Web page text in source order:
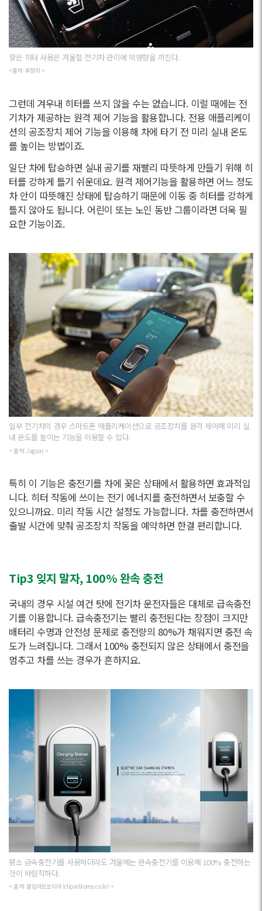
잦은 히터 사용은 겨울철 전기차 관리에 악영향을 끼친다.
<출처: 류청희 >
그런데 겨우내 히터를 쓰지 않을 수는 없습니다. 이럴 때에는 전
기차가 제공하는 원격 제어 기능을 활용합니다. 전용 애플리케이
션의 공조장치 제어 기능을 이용해 차에 타기 전 미리 실내 온도
를 높이는 방법이죠.
일단 차에 탑승하면 실내 공기를 재빨리 따뜻하게 만들기 위해 히
터를 강하게 틀기 쉬운데요. 원격 제어기능을 활용하면 어느 정도
차 안이 따뜻해진 상태에 탑승하기 때문에 이동 중 히터를 강하게
틀지 않아도 됩니다. 어린이 또는 노인 동반 그룹이라면 더욱 필
요한 기능이죠.
일부 전기차의 경우 스마트폰 애플리케이션으로 공조장치를 원격 제어해 미리 실
내 온도를 높이는 기능을 이용할 수 있다.
< 출처: Jaguar >
특히 이 기능은 충전기를 차에 꽂은 상태에서 활용하면 효과적입
니다. 히터 작동에 쓰이는 전기 에너지를 충전하면서 보충할 수
있으니까요. 미리 작동 시간 설정도 가능합니다. 차를 충전하면서
출발 시간에 맞춰 공조장치 작동을 예약하면 한결 편리합니다.
Tip3 잊지 말자, 100% 완속 충전
국내의 경우 시설 여건 탓에 전기차 운전자들은 대체로 급속충전
기를 이용합니다. 급속충전기는 빨리 충전된다는 장점이 크지만
배터리 수명과 안전성 문제로 충전량의 80%가 채워지면 충전 속
도가 느려집니다. 그래서 100% 충전되지 않은 상태에서 충전을
멈추고 차를 쓰는 경우가 흔하지요.
평소 급속충전기를 사용하더라도 겨울에는 완속충전기를 이용해 100% 충전하는
것이 바람직하다.
< 출처: 클립아트코리아 (clipartkorea.co.kr) >